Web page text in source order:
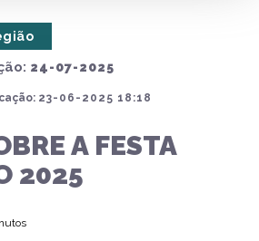
24-07-2025
23-06-2025 18:18
A FESTA
2025